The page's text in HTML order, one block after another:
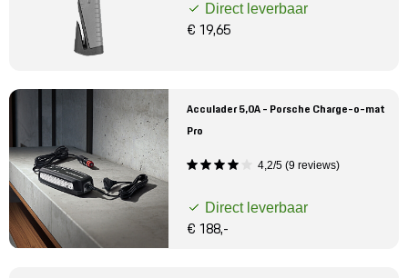
Porsche informatie
Direct leverbaar
€ 19,65
Acculader 5,0A - Porsche Charge-o-mat
Pro
4,2/5 (9 reviews)
Direct leverbaar
€ 188,-